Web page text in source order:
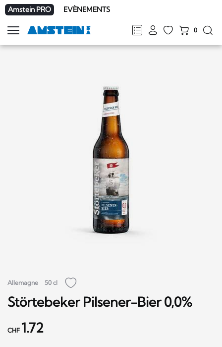
Amstein PRO EVÈNEMENTS
FRDEENIT
0
Afficher
la
Allemagne 50 cl
Störtebeker Pilsener-Bier 0,0%
CHF 1.72